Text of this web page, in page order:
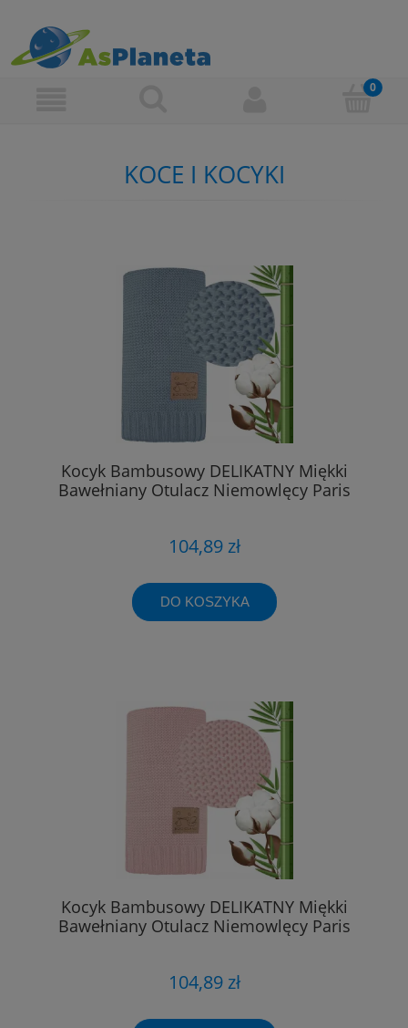
KOCE I KOCYKI
Kocyk Bambusowy DELIKATNY Miękki
Bawełniany Otulacz Niemowlęcy Paris
104,89 zł
DO KOSZYKA
Kocyk Bambusowy DELIKATNY Miękki
Bawełniany Otulacz Niemowlęcy Paris
104,89 zł